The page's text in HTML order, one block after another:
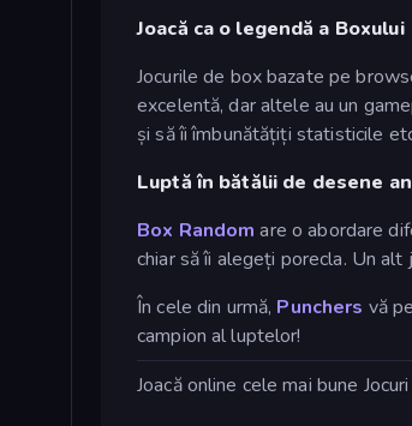
Joacă ca o legendă a Boxului
Jocurile de box bazate pe
excelentă, dar altele au un
și să îi îmbunătățiți statisticile
Luptă în bătălii de desene
Box Random are o abordare
chiar să îi alegeți porecla. Un
În cele din urmă, Punchers vă
campion al luptelor!
Joacă online cele mai bune